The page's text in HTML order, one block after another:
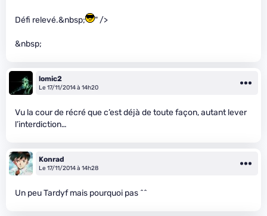
Défi relevé.&nbsp; " />
&nbsp;
lomic2
Le 17/11/2014 à 14h20
Vu la cour de récré que c’est déjà de toute façon, autant lever
l’interdiction…
Konrad
Le 17/11/2014 à 14h28
Un peu Tardyf mais pourquoi pas ^^